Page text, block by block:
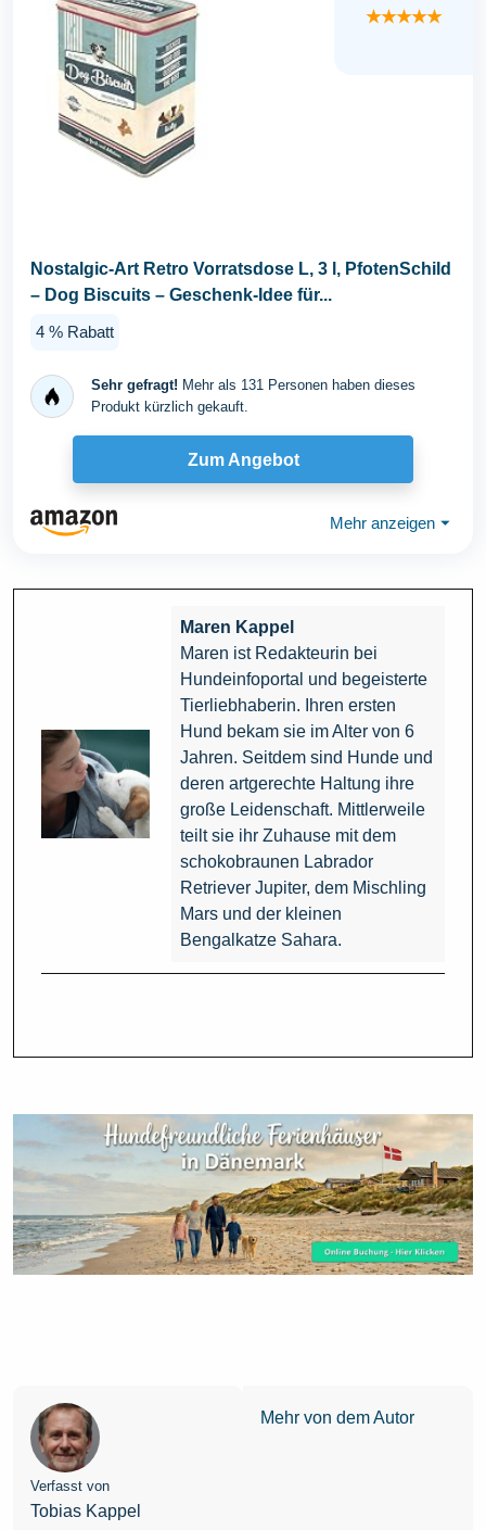
★★★★★
Nostalgic-Art Retro Vorratsdose L, 3 l, PfotenSchild
– Dog Biscuits – Geschenk-Idee für...
4 % Rabatt
Sehr gefragt! Mehr als 131 Personen haben dieses
Produkt kürzlich gekauft.
Zum Angebot
Mehr anzeigen ⏷
Maren Kappel
Maren ist Redakteurin bei
Hundeinfoportal und begeisterte
Tierliebhaberin. Ihren ersten
Hund bekam sie im Alter von 6
Jahren. Seitdem sind Hunde und
deren artgerechte Haltung ihre
große Leidenschaft. Mittlerweile
teilt sie ihr Zuhause mit dem
schokobraunen Labrador
Retriever Jupiter, dem Mischling
Mars und der kleinen
Bengalkatze Sahara.
Verfasst von
Tobias Kappel
Mehr von dem Autor